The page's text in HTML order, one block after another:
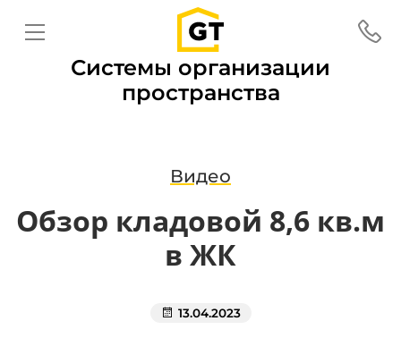
Системы организации
пространства
Видео
Обзор кладовой 8,6 кв.м
в ЖК
13.04.2023